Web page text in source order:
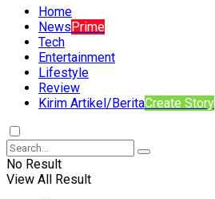
Home
NewsPrime
Tech
Entertainment
Lifestyle
Review
Kirim Artikel/BeritaCreate Story
No Result
View All Result